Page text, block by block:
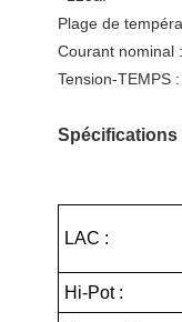
Plage de
Courant nominal
Tension-TEMPS :
Spécifications
LAC :
Hi-Pot :